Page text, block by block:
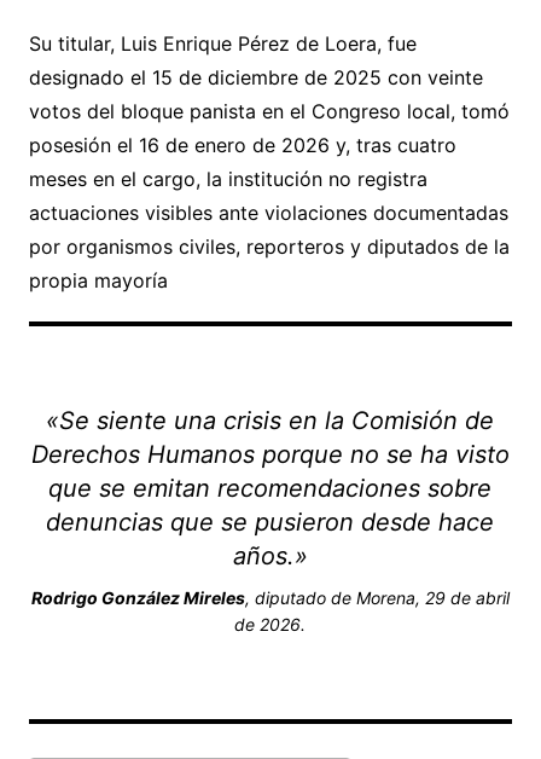
Su titular, Luis Enrique Pérez de Loera, fue
designado el 15 de diciembre de 2025 con veinte
votos del bloque panista en el Congreso local, tomó
posesión el 16 de enero de 2026 y, tras cuatro
meses en el cargo, la institución no registra
actuaciones visibles ante violaciones documentadas
por organismos civiles, reporteros y diputados de la
propia mayoría
«Se siente una crisis en la Comisión de
Derechos Humanos porque no se ha visto
que se emitan recomendaciones sobre
denuncias que se pusieron desde hace
años.»
Rodrigo González Mireles, diputado de Morena, 29 de abril
de 2026.